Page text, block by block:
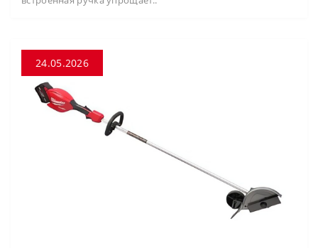
24.05.2026